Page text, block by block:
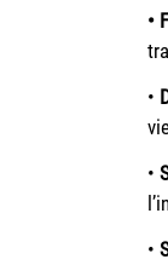
•
•
•
•